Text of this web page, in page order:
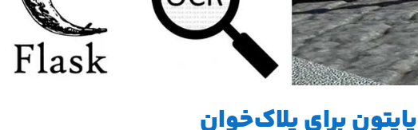
برای پلاک‌خوان